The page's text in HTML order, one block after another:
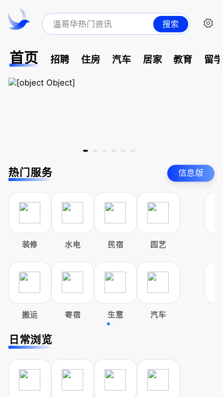
搜索
首页 招聘 住房 汽车 居家 教育 留
热门服务 信息版
装修 水电 民宿 园艺
搬运 寄宿 生意 汽车
日常浏览